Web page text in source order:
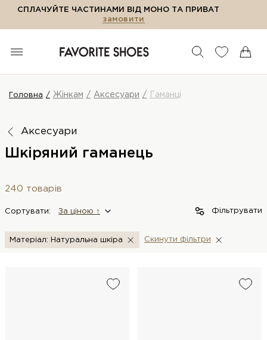
СПЛАЧУЙТЕ ЧАСТИНАМИ ВІД МОНО ТА ПРИВАТ
замовити
Головна Жінкам Аксесуари Гаманці
Аксесуари
Шкіряний гаманець
240 товарів
Сортувати: За цiною ↑ Фільтрувати
Матеріал: Натуральна шкіра Скинути фiльтри